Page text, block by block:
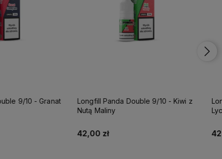
Double 9/10 - Kiwi z
Longfill Panda Double 9/10 -
Lychee Borówka
42,00 zł